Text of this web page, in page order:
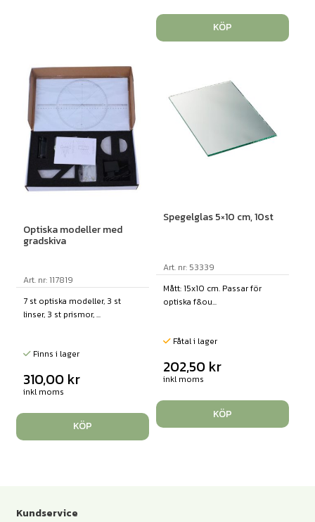
KÖP
Optiska modeller med
gradskiva
Art. nr: 117819
7 st optiska modeller, 3 st
linser, 3 st prismor, ...
Finns i lager
310,00 kr
inkl moms
KÖP
Spegelglas 5×10 cm, 10st
Art. nr: 53339
Mått: 15x10 cm. Passar för
optiska f&ou...
Fåtal i lager
202,50 kr
inkl moms
KÖP
Kundservice